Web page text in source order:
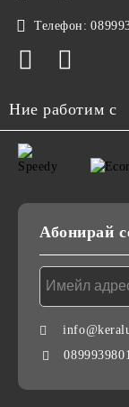
Телефон:
Ние работим с
Абонирай
0899939801